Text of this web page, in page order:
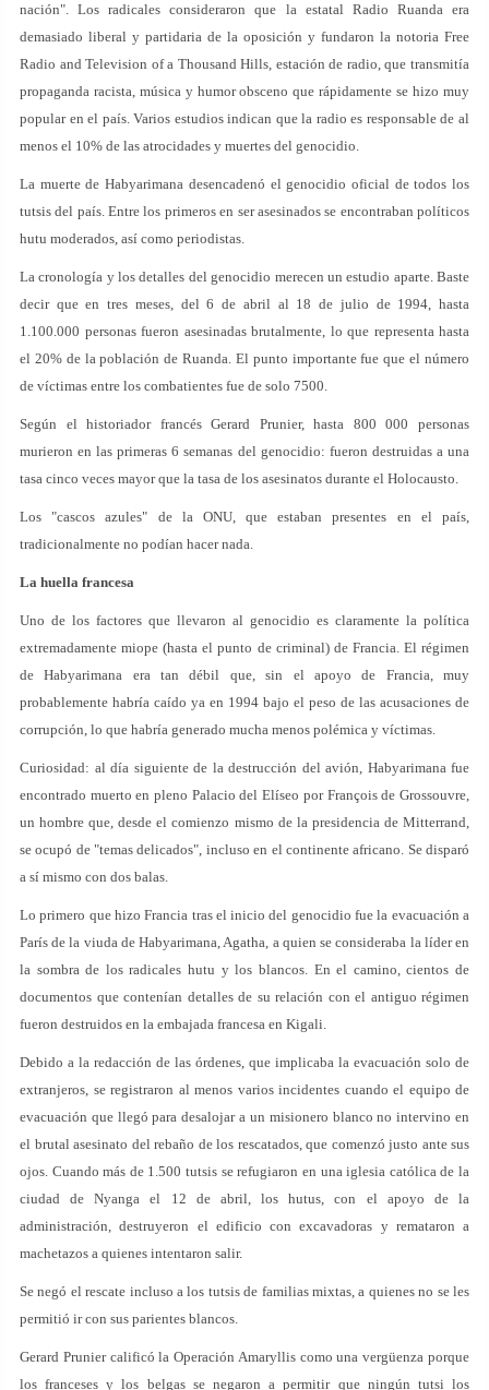
nación". Los radicales consideraron que la estatal Radio Ruanda era
demasiado liberal y partidaria de la oposición y fundaron la notoria Free
Radio and Television of a Thousand Hills, estación de radio, que transmitía
propaganda racista, música y humor obsceno que rápidamente se hizo muy
popular en el país. Varios estudios indican que la radio es responsable de al
menos el 10% de las atrocidades y muertes del genocidio.
La muerte de Habyarimana desencadenó el genocidio oficial de todos los
tutsis del país. Entre los primeros en ser asesinados se encontraban políticos
hutu moderados, así como periodistas.
La cronología y los detalles del genocidio merecen un estudio aparte. Baste
decir que en tres meses, del 6 de abril al 18 de julio de 1994, hasta
1.100.000 personas fueron asesinadas brutalmente, lo que representa hasta
el 20% de la población de Ruanda. El punto importante fue que el número
de víctimas entre los combatientes fue de solo 7500.
Según el historiador francés Gerard Prunier, hasta 800 000 personas
murieron en las primeras 6 semanas del genocidio: fueron destruidas a una
tasa cinco veces mayor que la tasa de los asesinatos durante el Holocausto.
Los "cascos azules" de la ONU, que estaban presentes en el país,
tradicionalmente no podían hacer nada.
La huella francesa
Uno de los factores que llevaron al genocidio es claramente la política
extremadamente miope (hasta el punto de criminal) de Francia. El régimen
de Habyarimana era tan débil que, sin el apoyo de Francia, muy
probablemente habría caído ya en 1994 bajo el peso de las acusaciones de
corrupción, lo que habría generado mucha menos polémica y víctimas.
Curiosidad: al día siguiente de la destrucción del avión, Habyarimana fue
encontrado muerto en pleno Palacio del Elíseo por François de Grossouvre,
un hombre que, desde el comienzo mismo de la presidencia de Mitterrand,
se ocupó de "temas delicados", incluso en el continente africano. Se disparó
a sí mismo con dos balas.
Lo primero que hizo Francia tras el inicio del genocidio fue la evacuación a
París de la viuda de Habyarimana, Agatha, a quien se consideraba la líder en
la sombra de los radicales hutu y los blancos. En el camino, cientos de
documentos que contenían detalles de su relación con el antiguo régimen
fueron destruidos en la embajada francesa en Kigali.
Debido a la redacción de las órdenes, que implicaba la evacuación solo de
extranjeros, se registraron al menos varios incidentes cuando el equipo de
evacuación que llegó para desalojar a un misionero blanco no intervino en
el brutal asesinato del rebaño de los rescatados, que comenzó justo ante sus
ojos. Cuando más de 1.500 tutsis se refugiaron en una iglesia católica de la
ciudad de Nyanga el 12 de abril, los hutus, con el apoyo de la
administración, destruyeron el edificio con excavadoras y remataron a
machetazos a quienes intentaron salir.
Se negó el rescate incluso a los tutsis de familias mixtas, a quienes no se les
permitió ir con sus parientes blancos.
Gerard Prunier calificó la Operación Amaryllis como una vergüenza porque
los franceses y los belgas se negaron a permitir que ningún tutsi los